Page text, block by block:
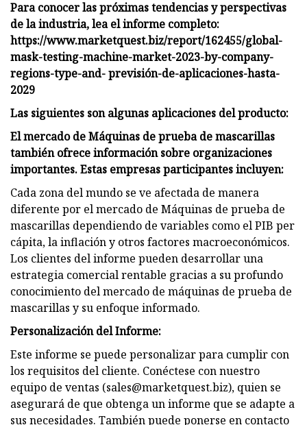
Para conocer las próximas tendencias y perspectivas
de la industria, lea el informe completo:
https://www.marketquest.biz/report/162455/global-
mask-testing-machine-market-2023-by-company-
regions-type-and- previsión-de-aplicaciones-hasta-
2029
Las siguientes son algunas aplicaciones del producto:
El mercado de Máquinas de prueba de mascarillas
también ofrece información sobre organizaciones
importantes. Estas empresas participantes incluyen:
Cada zona del mundo se ve afectada de manera
diferente por el mercado de Máquinas de prueba de
mascarillas dependiendo de variables como el PIB per
cápita, la inflación y otros factores macroeconómicos.
Los clientes del informe pueden desarrollar una
estrategia comercial rentable gracias a su profundo
conocimiento del mercado de máquinas de prueba de
mascarillas y su enfoque informado.
Personalización del Informe:
Este informe se puede personalizar para cumplir con
los requisitos del cliente. Conéctese con nuestro
equipo de ventas (sales@marketquest.biz), quien se
asegurará de que obtenga un informe que se adapte a
sus necesidades. También puede ponerse en contacto